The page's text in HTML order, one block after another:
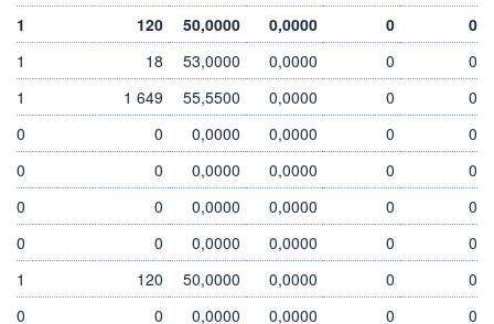
05/08 06/08
INDICE DE RÉFÉRENCE CATÉGORIE MORNINGSTAR
Actions Japon Grandes
Cap.
CLÔTURE VEILLE
55,4200
55,6100
+ BAS
55,6100
1 120 50,0000 0,0000 0
0
1
18 53,0000 0,0000 0
0
1
1 649 55,5500 0,0000 0
0
0
0 0,0000 0,0000 0
0
0
0 0,0000 0,0000 0
0
0
0 0,0000 0,0000 0
0
0
0 0,0000 0,0000 0
0
1
120 50,0000 0,0000 0
0
0
0 0,0000 0,0000 0
0